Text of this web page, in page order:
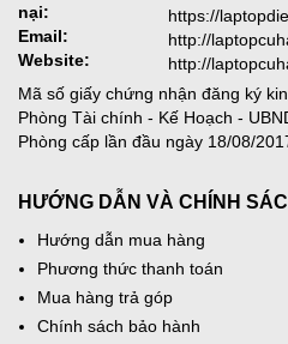
nại:
Email:
Website:
https://
http://
http://
Mã số giấy chứng nhận đăng ký
Phòng Tài chính - Kế Hoạch -
Phòng cấp lần đầu ngày 18/08/
HƯỚNG DẪN VÀ CHÍNH
Hướng dẫn mua hàng
Phương thức thanh toán
Mua hàng trả góp
Chính sách bảo hành